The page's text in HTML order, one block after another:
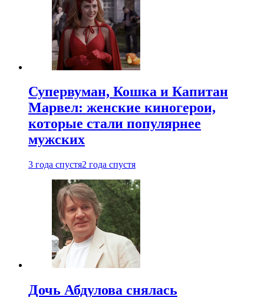
Супервуман, Кошка и Капитан
Марвел: женские киногерои,
которые стали популярнее
мужских
3 года спустя2 года спустя
Дочь Абдулова снялась